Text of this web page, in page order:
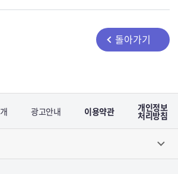
돌아가기
광고안내 이용약관 개인정보
처리방침